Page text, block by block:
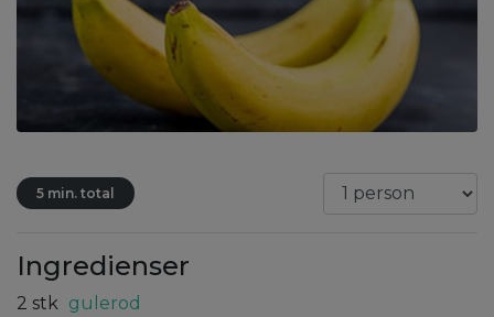
5 min. total
Ingredienser
2 stk gulerod